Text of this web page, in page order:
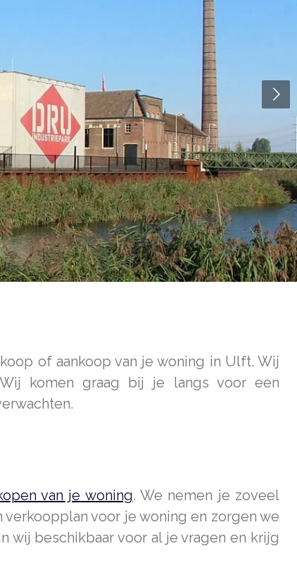
of aankoop van je woning in Ulft. Wij
komen graag bij je langs voor een
van je woning. We nemen je zoveel
voor je woning en zorgen we
beschikbaar voor al je vragen en krijg